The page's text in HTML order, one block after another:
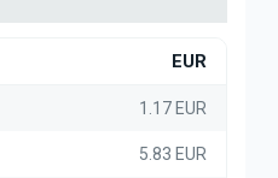
EUR
1.17 EUR
5.83 EUR